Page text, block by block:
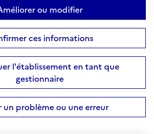
ou modifier
ces informations
l'établissement en tant que
gestionnaire
un problème ou une erreur